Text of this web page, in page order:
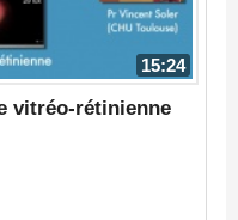
15:24
vitréo-rétinienne